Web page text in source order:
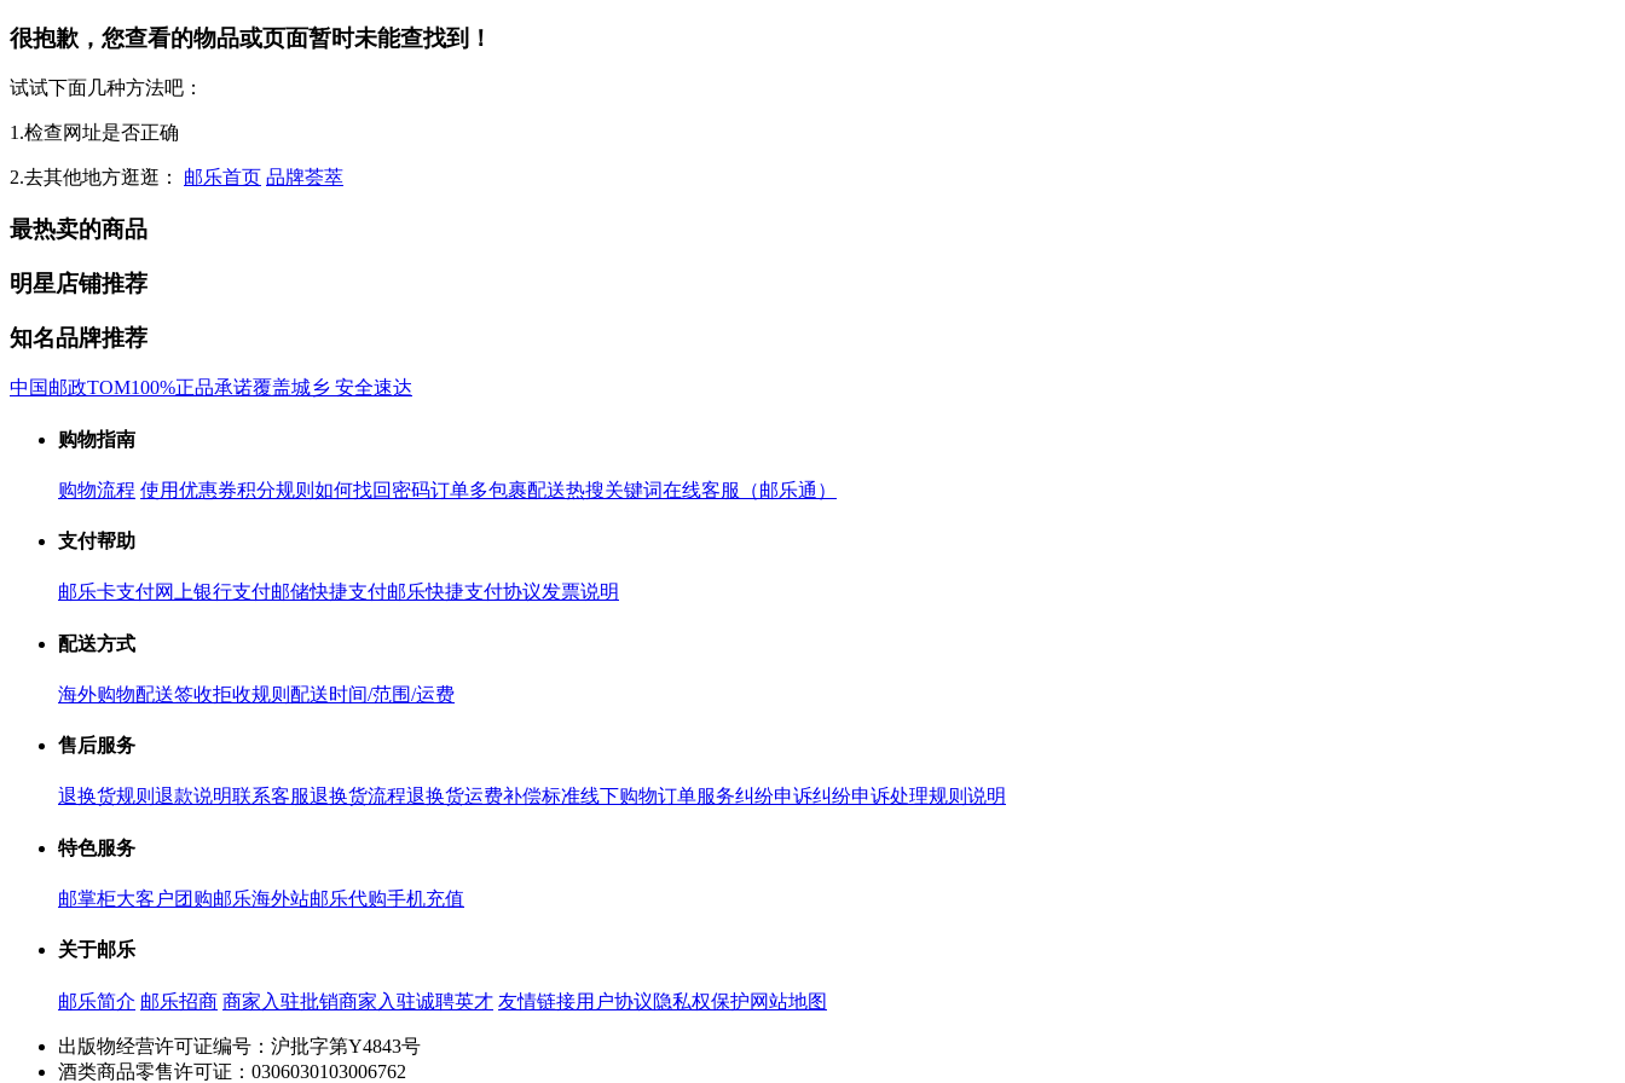
很抱歉，您查看的物品或页面暂时未能查找到！
试试下面几种方法吧：
1.检查网址是否正确
2.去其他地方逛逛： 邮乐首页 品牌荟萃
最热卖的商品
明星店铺推荐
知名品牌推荐
中国邮政TOM100%正品承诺覆盖城乡 安全速达
购物指南
购物流程 使用优惠券积分规则 如何找回密码订单多包裹配送热搜关键词在线客服（邮乐通）
支付帮助
邮乐卡支付网上银行支付邮储快捷支付邮乐快捷支付协议发票说明
配送方式
海外购物配送签收拒收规则 配送时间/范围/运费
售后服务
退换货规则 退款说明联系客服退换货流程退换货运费补偿标准线下购物订单服务纠纷申诉纠纷申诉处理规则说明
特色服务
邮掌柜大客户团购邮乐海外站邮乐代购手机充值
关于邮乐
邮乐简介 邮乐招商 商家入驻批销商家入驻诚聘英才 友情链接用户协议隐私权保护网站地图
出版物经营许可证编号：沪批字第Y4843号
酒类商品零售许可证：0306030103006762